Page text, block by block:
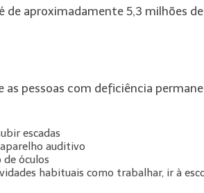
de aproximadamente 5,3 milhões de
pessoas com deficiência
escadas
auditivo
óculos
habituais como trabalhar, ir à